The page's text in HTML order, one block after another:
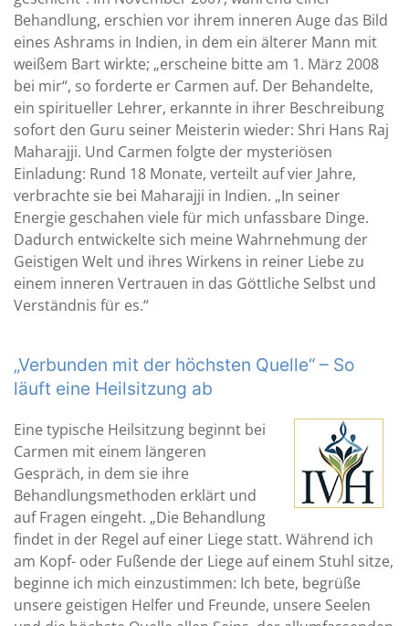
Behandlung, erschien vor ihrem inneren Auge das Bild
eines Ashrams in Indien, in dem ein älterer Mann mit
weißem Bart wirkte; „erscheine bitte am 1. März 2008
bei mir“, so forderte er Carmen auf. Der Behandelte,
ein spiritueller Lehrer, erkannte in ihrer Beschreibung
sofort den Guru seiner Meisterin wieder: Shri Hans Raj
Maharajji. Und Carmen folgte der mysteriösen
Einladung: Rund 18 Monate, verteilt auf vier Jahre,
verbrachte sie bei Maharajji in Indien. „In seiner
Energie geschahen viele für mich unfassbare Dinge.
Dadurch entwickelte sich meine Wahrnehmung der
Geistigen Welt und ihres Wirkens in reiner Liebe zu
einem inneren Vertrauen in das Göttliche Selbst und
Verständnis für es.“
„Verbunden mit der höchsten Quelle“ – So
läuft eine Heilsitzung ab
Eine typische Heilsitzung beginnt bei
Carmen mit einem längeren
Gespräch, in dem sie ihre
Behandlungsmethoden erklärt und
auf Fragen eingeht. „Die Behandlung
findet in der Regel auf einer Liege statt. Während ich
am Kopf- oder Fußende der Liege auf einem Stuhl sitze,
beginne ich mich einzustimmen: Ich bete, begrüße
unsere geistigen Helfer und Freunde, unsere Seelen